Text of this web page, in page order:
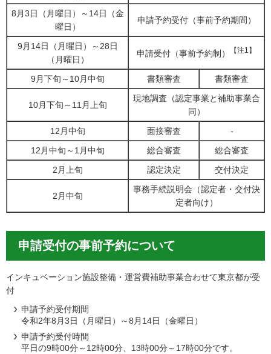
8月3日（月曜日）～14日（金
曜日）
申請予約受付（事前予約期間）
9月14日（月曜日）～28日
（月曜日）
申請受付（事前予約制） 【注1】
9月下旬～10月中旬 書類審査 書類審査
10月下旬～11月上旬
現地調査（認定事業と補助事業合
同）
12月中旬
面接審査
-
12月中旬～1月中旬
総合審査
総合審査
2月上旬
認定決定 交付決定
2月中旬
事務手続説明会（認定者・交付決
定者向け）
申請受付の事前予約について
インキュベーション施設整備・運営費補助事業合わせて東京都が受
付
申請予約受付期間
令和2年8月3日（月曜日）～8月14日（金曜日）
申請予約受付時間
平日の9時00分～12時00分、13時00分～17時00分です。